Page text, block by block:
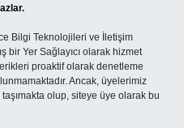
Bilgi Teknolojileri ve İletişim
bir Yer Sağlayıcı olarak hizmet
proaktif olarak denetleme
Ancak, üyelerimiz
olup, siteye üye olarak bu